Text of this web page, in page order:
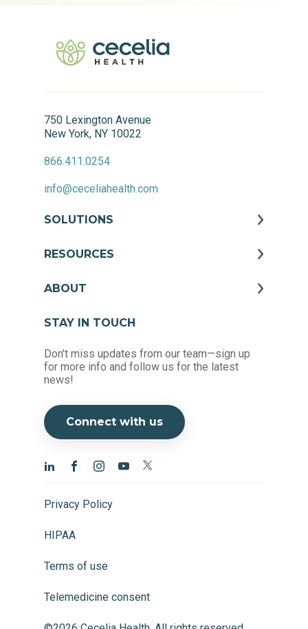
750 Lexington Avenue
New York, NY 10022
866.411.0254
info@ceceliahealth.com
SOLUTIONS
RESOURCES
ABOUT
STAY IN TOUCH
Don't miss updates from our team—sign up
for more info and follow us for the latest
news!
Connect with us
Privacy Policy
HIPAA
Terms of use
Telemedicine consent